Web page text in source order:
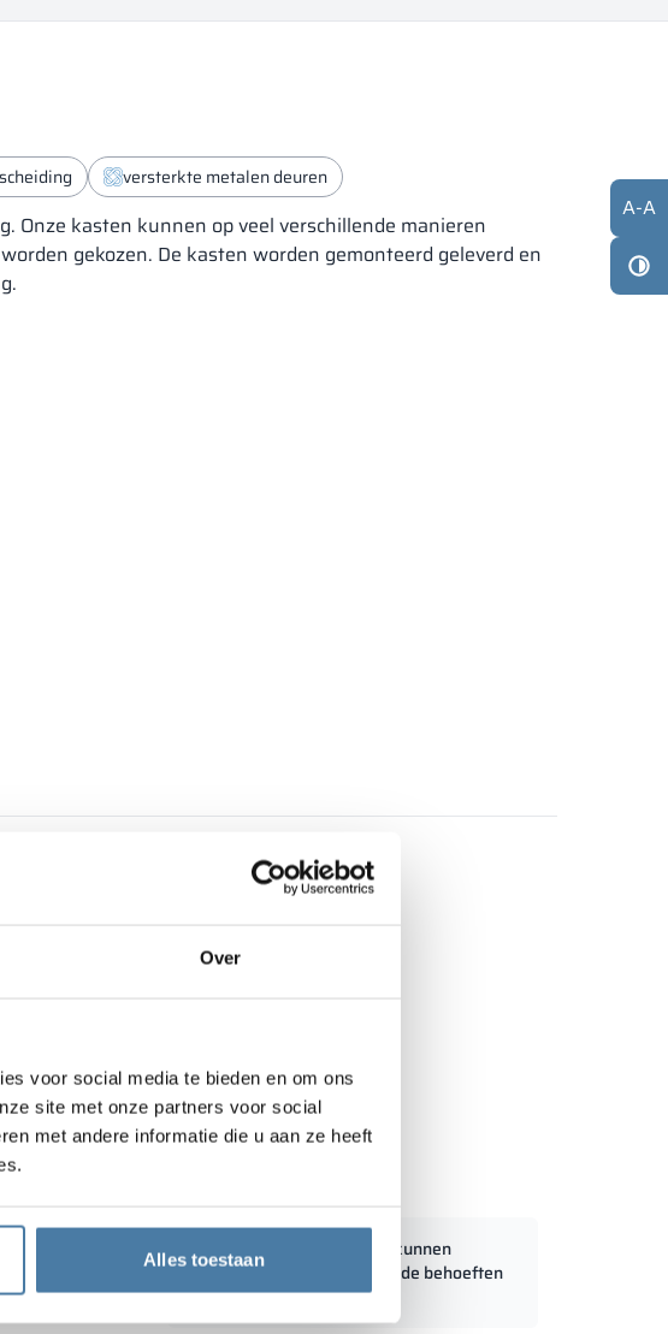
Over
voor social media te bieden en om ons
site met onze partners voor social
met andere informatie die u aan ze heeft
Alles toestaan
versterkte metalen deuren
Onze kasten kunnen op veel verschillende manieren
gekozen. De kasten worden gemonteerd geleverd en
kledingkast 900/1800 - 18332
kastlichaam:
locker: 900 mm
Standaardafmetingen kunnen
worden aangepast aan de behoeften
van de klant
A-A